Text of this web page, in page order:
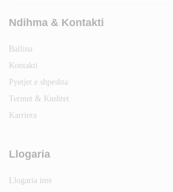
Ndihma & Kontakti
Ballina
Kontakti
Pyetjet e shpeshta
Termet & Kushtet
Karriera
Llogaria
Llogaria ime